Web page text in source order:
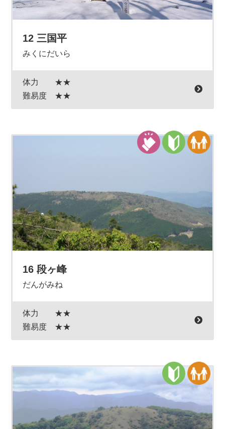
12 三国平
みくにだいら
体力
★★
難易度
★★
16 段ヶ峰
だんがみね
体力
★★
難易度
★★